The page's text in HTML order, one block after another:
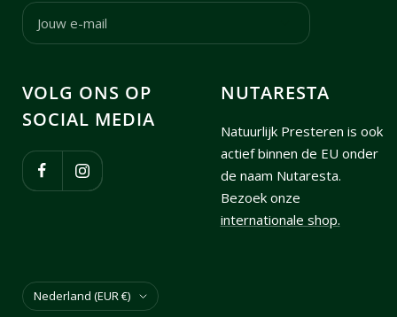
Jouw e-mail
VOLG ONS OP
SOCIAL MEDIA
NUTARESTA
Natuurlijk Presteren is ook
actief binnen de EU onder
de naam Nutaresta.
Bezoek onze
internationale shop.
Land
Nederland (EUR €)